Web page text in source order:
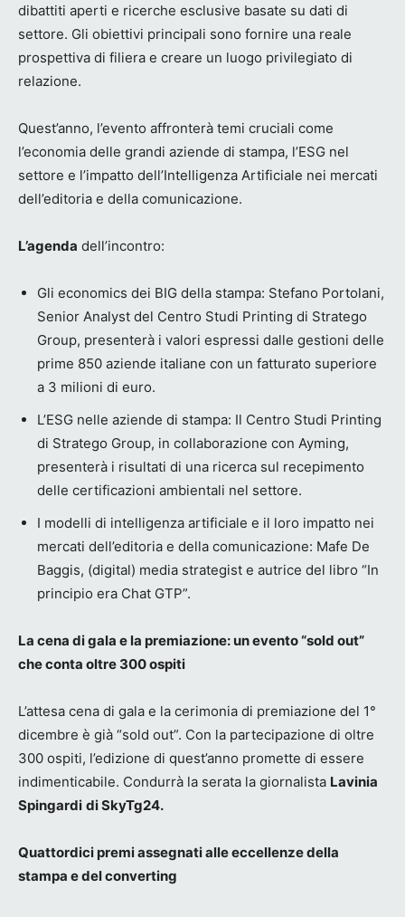
dibattiti aperti e ricerche esclusive basate su dati di
settore. Gli obiettivi principali sono fornire una reale
prospettiva di filiera e creare un luogo privilegiato di
relazione.
Quest’anno, l’evento affronterà temi cruciali come
l’economia delle grandi aziende di stampa, l’ESG nel
settore e l’impatto dell’Intelligenza Artificiale nei mercati
dell’editoria e della comunicazione.
L’agenda dell’incontro:
Gli economics dei BIG della stampa: Stefano Portolani,
Senior Analyst del Centro Studi Printing di Stratego
Group, presenterà i valori espressi dalle gestioni delle
prime 850 aziende italiane con un fatturato superiore
a 3 milioni di euro.
L’ESG nelle aziende di stampa: Il Centro Studi Printing
di Stratego Group, in collaborazione con Ayming,
presenterà i risultati di una ricerca sul recepimento
delle certificazioni ambientali nel settore.
I modelli di intelligenza artificiale e il loro impatto nei
mercati dell’editoria e della comunicazione: Mafe De
Baggis, (digital) media strategist e autrice del libro “In
principio era Chat GTP”.
La cena di gala e la premiazione: un evento “sold out”
che conta oltre 300 ospiti
L’attesa cena di gala e la cerimonia di premiazione del 1°
dicembre è già “sold out”. Con la partecipazione di oltre
300 ospiti, l’edizione di quest’anno promette di essere
indimenticabile. Condurrà la serata la giornalista Lavinia
Spingardi di SkyTg24.
Quattordici premi assegnati alle eccellenze della
stampa e del converting